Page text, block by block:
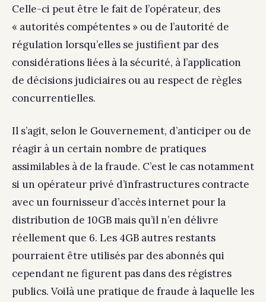
Celle-ci peut être le fait de l’opérateur, des
« autorités compétentes » ou de l’autorité de
régulation lorsqu’elles se justifient par des
considérations liées à la sécurité, à l’application
de décisions judiciaires ou au respect de règles
concurrentielles.
Il s’agit, selon le Gouvernement, d’anticiper ou de
réagir à un certain nombre de pratiques
assimilables à de la fraude. C’est le cas notamment
si un opérateur privé d’infrastructures contracte
avec un fournisseur d’accès internet pour la
distribution de 10GB mais qu’il n’en délivre
réellement que 6. Les 4GB autres restants
pourraient être utilisés par des abonnés qui
cependant ne figurent pas dans des régistres
publics. Voilà une pratique de fraude à laquelle les